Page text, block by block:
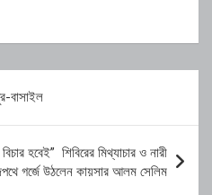
বাসাইল
হবেই” শিবিরের মিথ্যাচার ও নারী
গর্জে উঠলেন কায়সার আলম সেলিম